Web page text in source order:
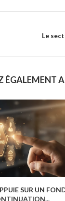
Le
ÉGALEMENT
SUR UN